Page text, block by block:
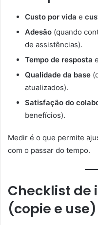
Custo por vida e
Adesão (quando
de assistências).
Tempo de resposta
Qualidade da base
atualizados).
Satisfação do
benefícios).
Medir é o que permite
com o passar do tempo.
Checklist
(copie e use)